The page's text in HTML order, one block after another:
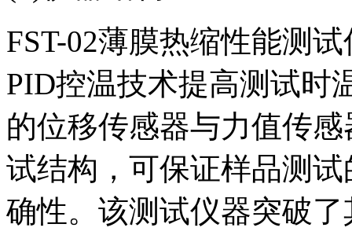
FST-02薄膜热缩性能测
PID控温技术提高测试时
的位移传感器与力值传
试结构，可保证样品测
确性。该测试仪器突破